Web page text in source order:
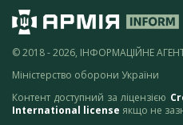
© 2018 - 2026, ІНФОРМАЦІЙНЕ
Міністерство оборони України
Контент доступний за ліцензією
International license якщо не